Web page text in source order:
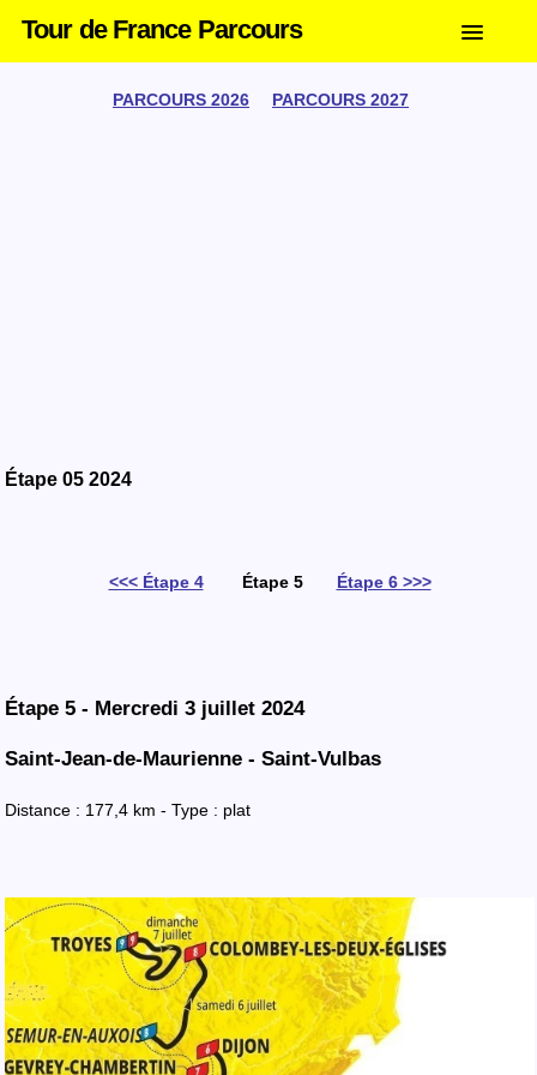
Tour de France Parcours
PARCOURS 2026 PARCOURS 2027
Étape 05 2024
<<< Étape 4Étape 5 Étape 6 >>>
Étape 5 - Mercredi 3 juillet 2024
Saint-Jean-de-Maurienne - Saint-Vulbas
Distance : 177,4 km - Type : plat